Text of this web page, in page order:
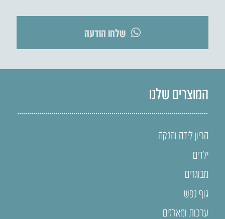
שלחו הודעה
המוצרים שלנו
הריון לידה והנקה
ילדים
מבוגרים
גוף נפש
ערכות ומארזים